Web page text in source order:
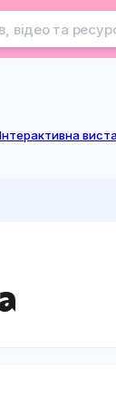
Інтерактивна